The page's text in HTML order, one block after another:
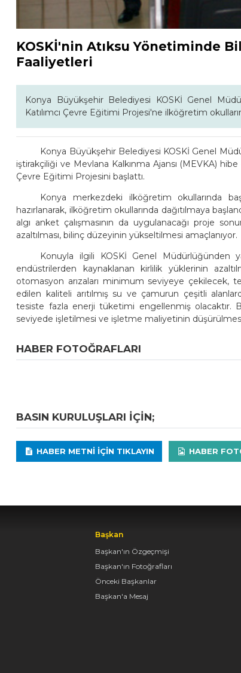
KOSKİ'nin Atıksu Yönetiminde
Faaliyetleri
Konya Büyükşehir Belediyesi KOSKİ Genel
Katılımcı Çevre Eğitimi Projesi'ne ilköğretim
Konya Büyükşehir Belediyesi KOSKİ Genel
iştirakçiliği ve Mevlana Kalkınma Ajansı (MEVKA) hibe
Çevre Eğitimi Projesini başlattı.
Konya merkezdeki ilköğretim okullarında
hazırlanarak, ilköğretim okullarında dağıtılmaya
algı anket çalışmasının da uygulanacağı proje
azaltılması, bilinç düzeyinin yükseltilmesi amaçlanıyor.
Konuyla ilgili KOSKİ Genel Müdürlüğünden
endüstrilerden kaynaklanan kirlilik yüklerinin
otomasyon arızaları minimum seviyeye çekilecek,
edilen kaliteli arıtılmış su ve çamurun çeşitli
tesiste fazla enerji tüketimi engellenmiş olacaktır.
seviyede işletilmesi ve işletme maliyetinin düşürülmesi
HABER FOTOĞRAFLARI
BASIN KURULUŞLARI IÇIN;
HABER METNI IÇIN TIKLAYIN HABER
Başkan
Başkan'ın Özgeçmişi
Başkan'ın Fotoğrafları
Önceki Başkanlar
Başkan'a Mesaj